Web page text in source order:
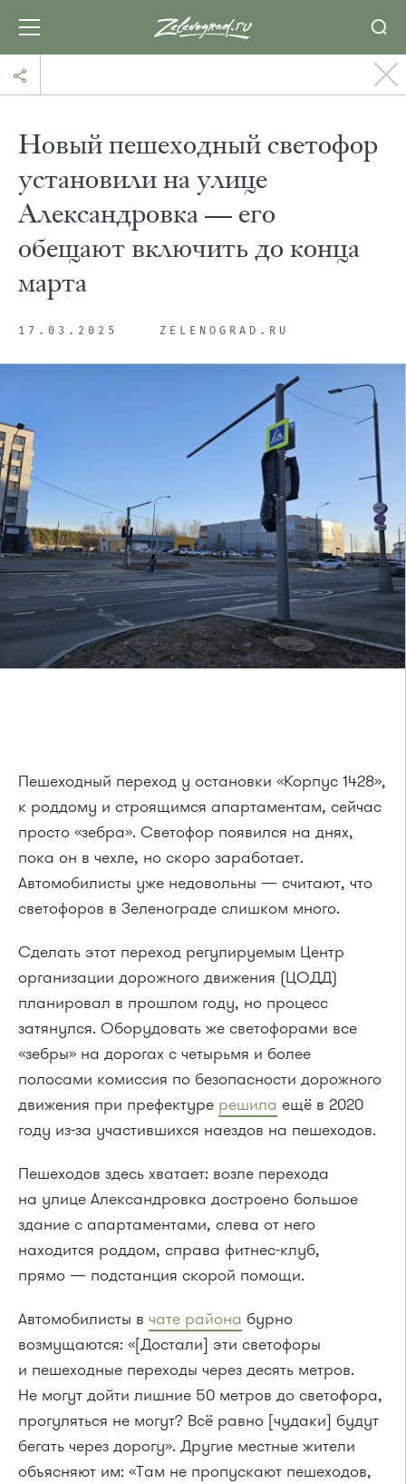
Новый пешеходный светофор
установили на улице
Александровка — его
обещают включить до конца
марта
17.03.2025 ZELENOGRAD.RU
Пешеходный переход у остановки «Корпус 1428»,
к роддому и строящимся апартаментам, сейчас
просто «зебра». Светофор появился на днях,
пока он в чехле, но скоро заработает.
Автомобилисты уже недовольны — считают, что
светофоров в Зеленограде слишком много.
Сделать этот переход регулируемым Центр
организации дорожного движения (ЦОДД)
планировал в прошлом году, но процесс
затянулся. Оборудовать же светофорами все
«зебры» на дорогах с четырьмя и более
полосами комиссия по безопасности дорожного
движения при префектуре решила ещё в 2020
году из-за участившихся наездов на пешеходов.
Пешеходов здесь хватает: возле перехода
на улице Александровка достроено большое
здание с апартаментами, слева от него
находится роддом, справа фитнес-клуб,
прямо — подстанция скорой помощи.
Автомобилисты в чате района бурно
возмущаются: «[Достали] эти светофоры
и пешеходные переходы через десять метров.
Не могут дойти лишние 50 метров до светофора,
прогуляться не могут? Всё равно [чудаки] будут
бегать через дорогу». Другие местные жители
объясняют им: «Там не пропускают пешеходов,